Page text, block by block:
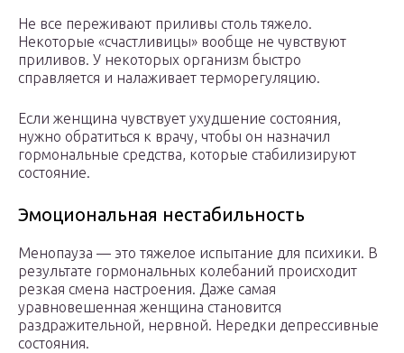
Не все переживают приливы столь тяжело.
Некоторые «счастливицы» вообще не чувствуют
приливов. У некоторых организм быстро
справляется и налаживает терморегуляцию.
Если женщина чувствует ухудшение состояния,
нужно обратиться к врачу, чтобы он назначил
гормональные средства, которые стабилизируют
состояние.
Эмоциональная нестабильность
Менопауза — это тяжелое испытание для психики. В
результате гормональных колебаний происходит
резкая смена настроения. Даже самая
уравновешенная женщина становится
раздражительной, нервной. Нередки депрессивные
состояния.